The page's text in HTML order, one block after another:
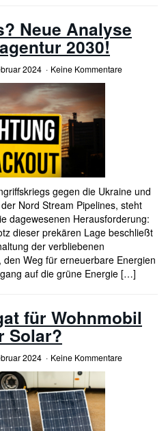
Neue Analyse
2030!
2024 Keine Kommentare
gegen die Ukraine und
Nord Stream Pipelines, steht
dagewesenen Herausforderung:
dieser prekären Lage beschließt
der verbliebenen
Weg für erneuerbare Energien
auf die grüne Energie […]
für Wohnmobil
Solar?
2024 Keine Kommentare